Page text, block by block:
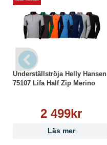
Underställströja Helly Hansen
75107 Lifa Half Zip Merino
2 499kr
Läs mer